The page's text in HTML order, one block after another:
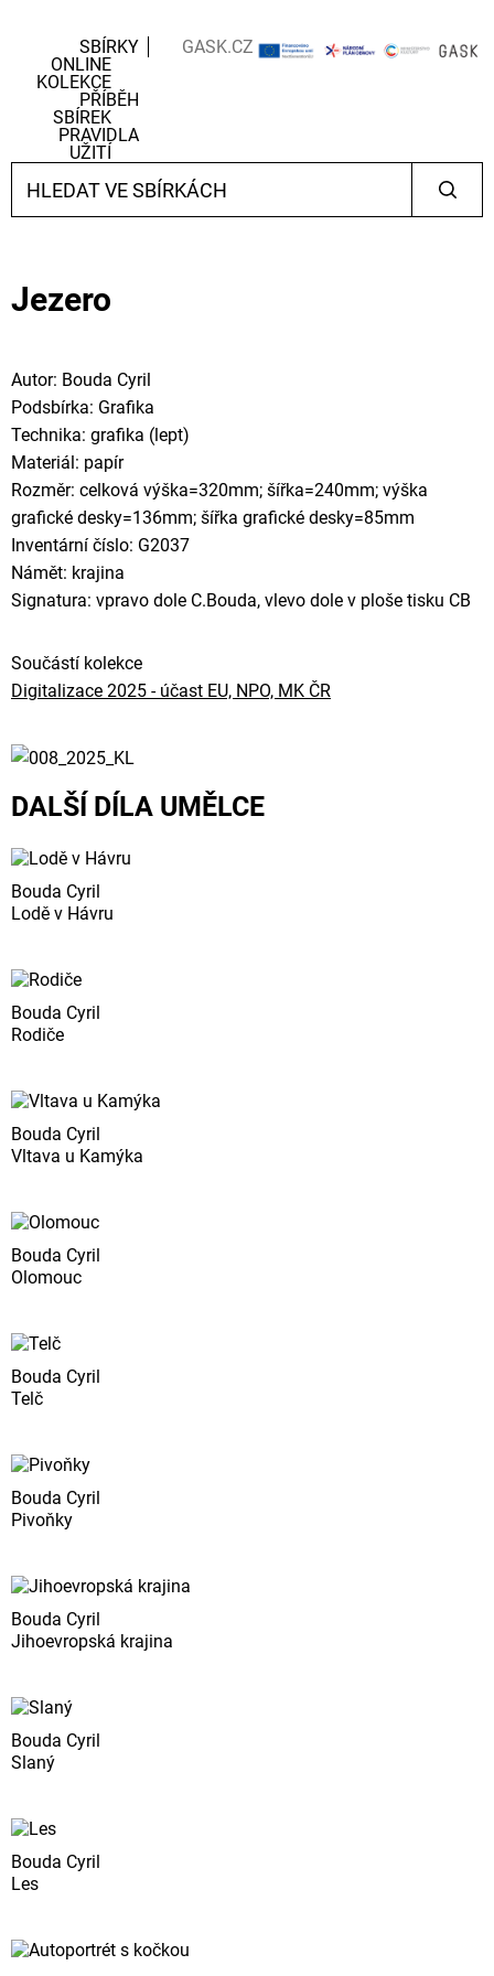
SBÍRKY
ONLINE
KOLEKCE
PŘÍBĚH
SBÍREK
PRAVIDLA
UŽITÍ
GASK.CZ
Jezero
Autor: Bouda Cyril
Podsbírka: Grafika
Technika: grafika (lept)
Materiál: papír
Rozměr: celková výška=320mm; šířka=240mm; výška
grafické desky=136mm; šířka grafické desky=85mm
Inventární číslo: G2037
Námět: krajina
Signatura: vpravo dole C.Bouda, vlevo dole v ploše tisku CB
Součástí kolekce
Digitalizace 2025 - účast EU, NPO, MK ČR
DALŠÍ DÍLA UMĚLCE
Bouda Cyril
Lodě v Hávru
Bouda Cyril
Rodiče
Bouda Cyril
Vltava u Kamýka
Bouda Cyril
Olomouc
Bouda Cyril
Telč
Bouda Cyril
Pivoňky
Bouda Cyril
Jihoevropská krajina
Bouda Cyril
Slaný
Bouda Cyril
Les